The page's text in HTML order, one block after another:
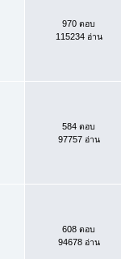
970 ตอบ
115234 อ่าน
584 ตอบ
97757 อ่าน
608 ตอบ
94678 อ่าน